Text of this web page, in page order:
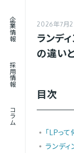
企業情報
採用情報
コラム
2026年7月2
ランデ
の違い
目次
「LPっ
ランデ